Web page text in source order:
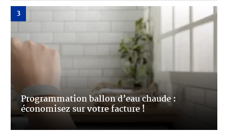
3
Programmation ballon d’eau chaude :
économisez sur votre facture !